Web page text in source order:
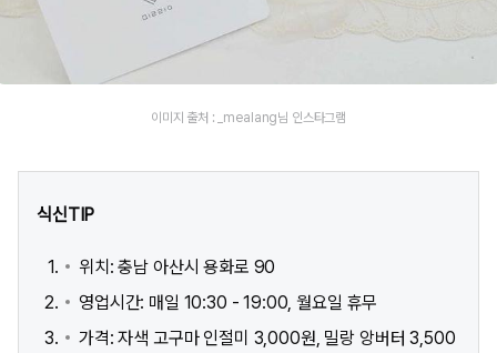
이미지 출처 : _mealang님 인스타그램
식신TIP
위치: 충남 아산시 용화로 90
영업시간: 매일 10:30 - 19:00, 월요일 휴무
가격: 자색 고구마 인절미 3,000원, 밀랑 앙버터 3,500